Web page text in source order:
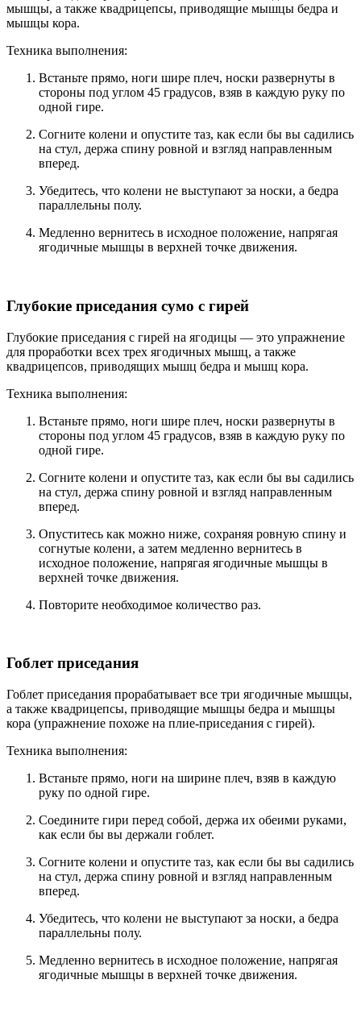
мышцы, а также квадрицепсы, приводящие мышцы бедра и
мышцы кора.
Техника выполнения:
Встаньте прямо, ноги шире плеч, носки развернуты в
стороны под углом 45 градусов, взяв в каждую руку по
одной гире.
Согните колени и опустите таз, как если бы вы садились
на стул, держа спину ровной и взгляд направленным
вперед.
Убедитесь, что колени не выступают за носки, а бедра
параллельны полу.
Медленно вернитесь в исходное положение, напрягая
ягодичные мышцы в верхней точке движения.
Глубокие приседания сумо с гирей
Глубокие приседания с гирей на ягодицы — это упражнение
для проработки всех трех ягодичных мышц, а также
квадрицепсов, приводящих мышц бедра и мышц кора.
Техника выполнения:
Встаньте прямо, ноги шире плеч, носки развернуты в
стороны под углом 45 градусов, взяв в каждую руку по
одной гире.
Согните колени и опустите таз, как если бы вы садились
на стул, держа спину ровной и взгляд направленным
вперед.
Опуститесь как можно ниже, сохраняя ровную спину и
согнутые колени, а затем медленно вернитесь в
исходное положение, напрягая ягодичные мышцы в
верхней точке движения.
Повторите необходимое количество раз.
Гоблет приседания
Гоблет приседания прорабатывает все три ягодичные мышцы,
а также квадрицепсы, приводящие мышцы бедра и мышцы
кора (упражнение похоже на плие-приседания с гирей).
Техника выполнения:
Встаньте прямо, ноги на ширине плеч, взяв в каждую
руку по одной гире.
Соедините гири перед собой, держа их обеими руками,
как если бы вы держали гоблет.
Согните колени и опустите таз, как если бы вы садились
на стул, держа спину ровной и взгляд направленным
вперед.
Убедитесь, что колени не выступают за носки, а бедра
параллельны полу.
Медленно вернитесь в исходное положение, напрягая
ягодичные мышцы в верхней точке движения.